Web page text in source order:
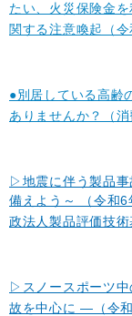
たい、火災保険金
関する注意喚起（
●別居している高齢
ありませんか？（消
▷地震に伴う製品事
備えよう～ （令和
政法人製品評価技
▷スノースポーツ
故を中心に ―（令